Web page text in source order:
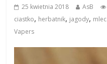
25 kwietnia 2018 AsB
ciastko, herbatnik, jagody,
Vapers